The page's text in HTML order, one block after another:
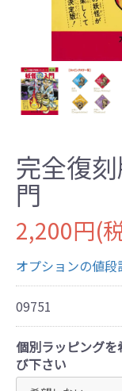
完全復
門
2,200円(
オプションの値段
09751
個別ラッピング
び下さい